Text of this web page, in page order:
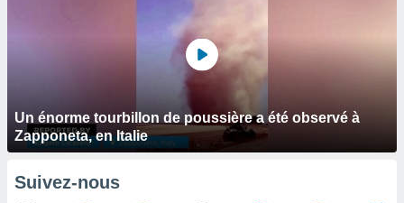
Un énorme tourbillon de poussière a été observé à
Zapponeta, en Italie
Suivez-nous